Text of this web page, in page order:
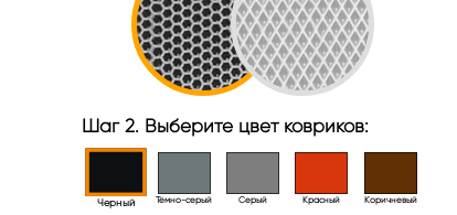
Шаг 2. Выберите цвет ковриков:
Черный Тёмно-серый Серый Красный Коричневый